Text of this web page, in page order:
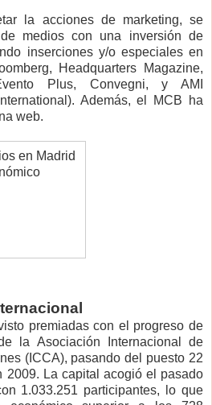
la acciones de marketing, se
medios con una inversión de
inserciones y/o especiales en
Headquarters Magazine,
Plus, Convegni, y AMI
Además, el MCB ha
web.
premiadas con el progreso de
la Asociación Internacional de
(ICCA), pasando del puesto 22
2009. La capital acogió el pasado
1.033.251 participantes, lo que